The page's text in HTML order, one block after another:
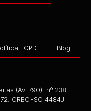
LGPD Blog
(Av. 790), nº 238 -
CRECI-SC 4484J